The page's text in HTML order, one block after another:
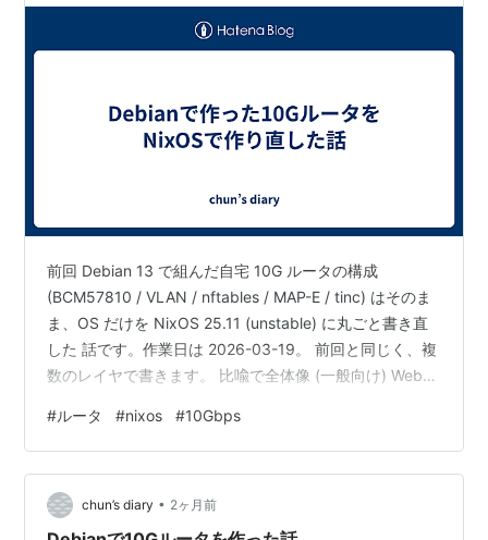
前回 Debian 13 で組んだ自宅 10G ルータの構成
(BCM57810 / VLAN / nftables / MAP-E / tinc) はそのま
ま、OS だけを NixOS 25.11 (unstable) に丸ごと書き直
した 話です。作業日は 2026-03-19。 前回と同じく、複
数のレイヤで書きます。 比喩で全体像 (一般向け) Web
/ immutable / atomic) 実コマンド・version 番号・Nix モ
ジュール片 (ネットワーク・OS 系) NixOS の 基礎機能
(ser…
#ルータ #nixos #10Gbps
chun’s diary • 2ヶ月前